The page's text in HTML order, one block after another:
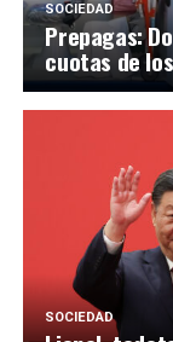
SOCIEDAD
Prepagas:
cuotas de
SOCIEDAD